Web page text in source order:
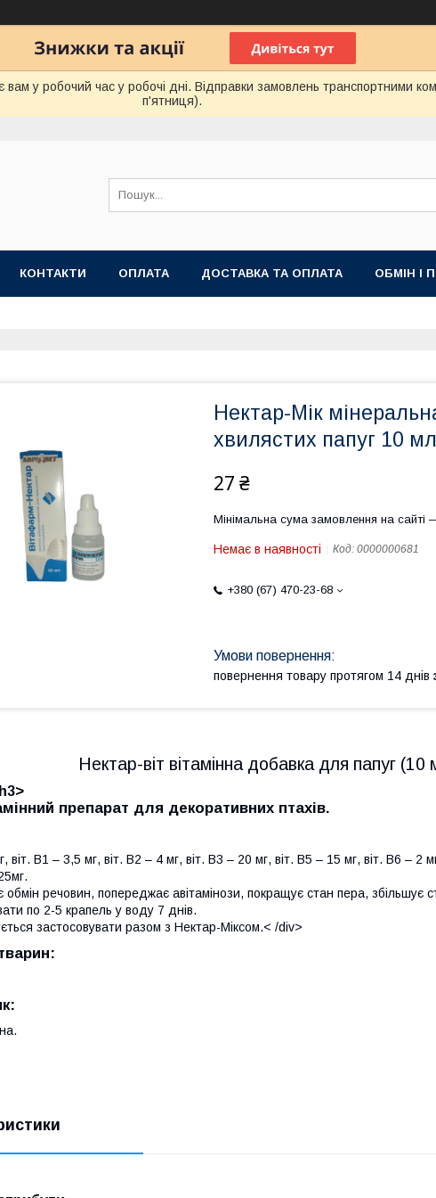
у робочий час у робочі дні. Відправки замовлень транспортними
п'ятниця).
КОНТАКТИ ОПЛАТА ДОСТАВКА ТА ОПЛАТА ОБМІН І
Нектар-Мік
хвилястих папуг 10
27 ₴
Мінімальна сума замовлення на сайті
Немає в наявності Код: 0000000681
+380 (67) 470-23-68
повернення товару протягом 14 днів
Нектар-віт вітамінна добавка для папуг (10
препарат для декоративних птахів.
віт. В1 – 3,5 мг, віт. В2 – 4 мг, віт. В3 – 20 мг, віт. В5 – 15 мг, віт. В6 – 2
обмін речовин, попереджає авітамінози, покращує стан пера, збільшує
по 2-5 крапель у воду 7 днів.
застосовувати разом з Нектар-Міксом.< /div>